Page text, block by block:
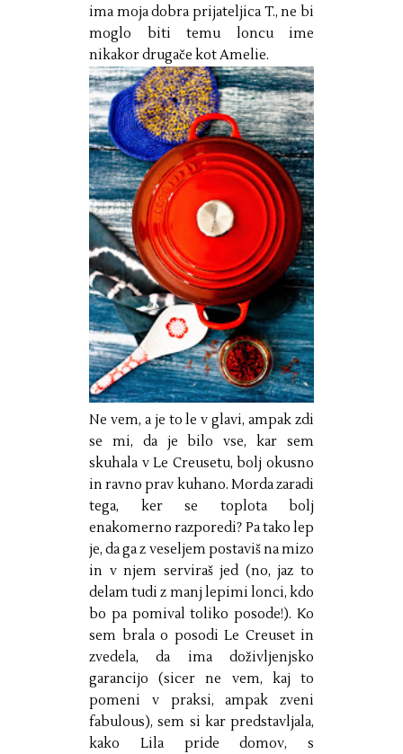
ima moja dobra prijateljica T., ne bi
moglo biti temu loncu ime
nikakor drugače kot Amelie.
Ne vem, a je to le v glavi, ampak zdi
se mi, da je bilo vse, kar sem
skuhala v Le Creusetu, bolj okusno
in ravno prav kuhano. Morda zaradi
tega, ker se toplota bolj
enakomerno razporedi? Pa tako lep
je, da ga z veseljem postaviš na mizo
in v njem serviraš jed (no, jaz to
delam tudi z manj lepimi lonci, kdo
bo pa pomival toliko posode!). Ko
sem brala o posodi Le Creuset in
zvedela, da ima doživljenjsko
garancijo (sicer ne vem, kaj to
pomeni v praksi, ampak zveni
fabulous), sem si kar predstavljala,
kako Lila pride domov, s